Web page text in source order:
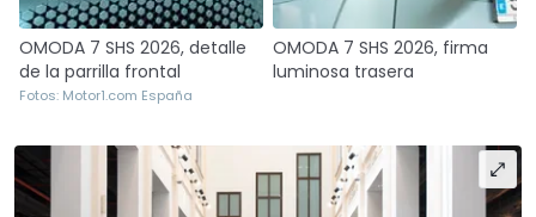
OMODA 7 SHS 2026, detalle
de la parrilla frontal
Fotos: Motor1.com España
OMODA 7 SHS 2026, firma
luminosa trasera